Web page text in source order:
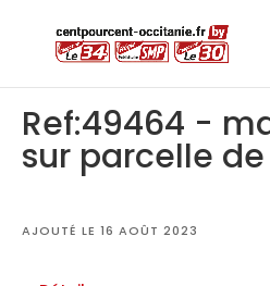
Ref:49464 -
sur parcelle
AJOUTÉ LE 16 AOÛT 2023